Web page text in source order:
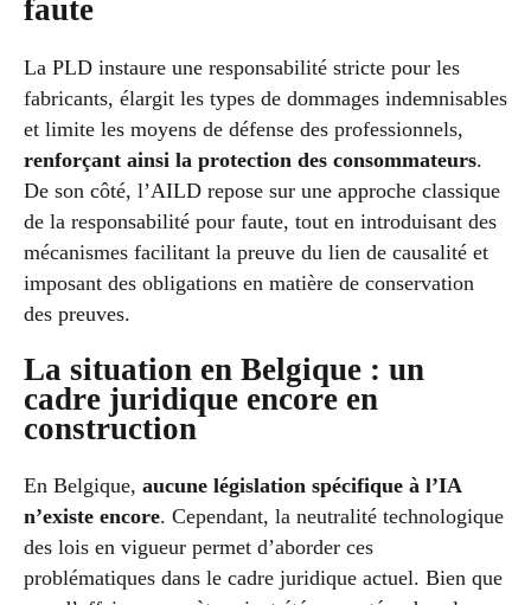
faute
La PLD instaure une responsabilité stricte pour les
fabricants, élargit les types de dommages indemnisables
et limite les moyens de défense des professionnels,
renforçant ainsi la protection des consommateurs.
De son côté, l’AILD repose sur une approche classique
de la responsabilité pour faute, tout en introduisant des
mécanismes facilitant la preuve du lien de causalité et
imposant des obligations en matière de conservation
des preuves.
La situation en Belgique : un
cadre juridique encore en
construction
En Belgique, aucune législation spécifique à l’IA
n’existe encore. Cependant, la neutralité technologique
des lois en vigueur permet d’aborder ces
problématiques dans le cadre juridique actuel. Bien que